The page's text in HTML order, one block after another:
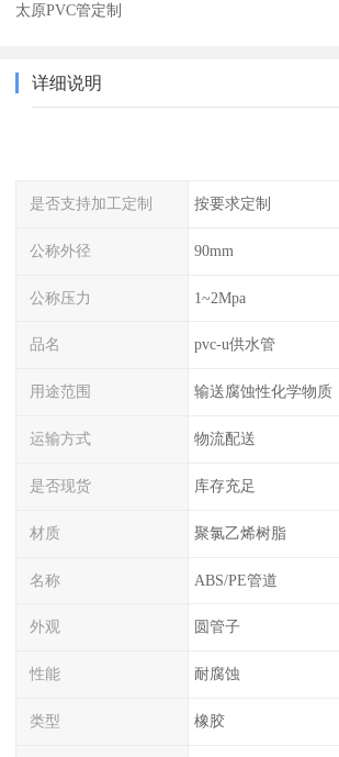
太原PVC管定制
详细说明
是否支持加工定制 按要求定制
公称外径 90mm
公称压力 1~2Mpa
品名 pvc-u供水管
用途范围 输送腐蚀性化学物质
运输方式 物流配送
是否现货 库存充足
材质 聚氯乙烯树脂
名称 ABS/PE管道
外观 圆管子
性能 耐腐蚀
类型 橡胶